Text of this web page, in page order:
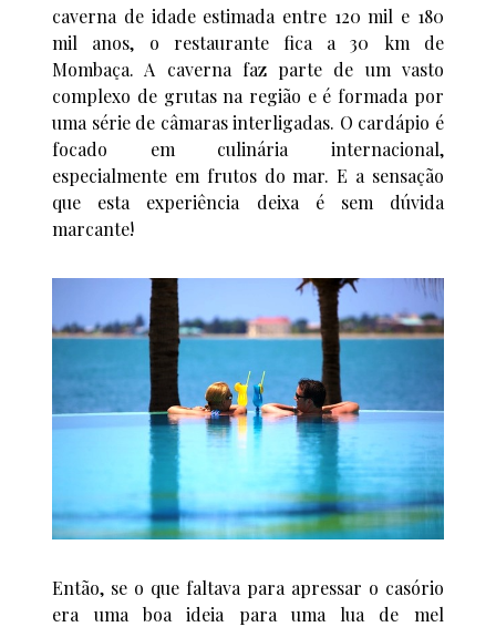
caverna de idade estimada entre 120 mil e 180
mil anos, o restaurante fica a 30 km de
Mombaça. A caverna faz parte de um vasto
complexo de grutas na região e é formada por
uma série de câmaras interligadas. O cardápio é
focado em culinária internacional,
especialmente em frutos do mar. E a sensação
que esta experiência deixa é sem dúvida
marcante!
Então, se o que faltava para apressar o casório
era uma boa ideia para uma lua de mel